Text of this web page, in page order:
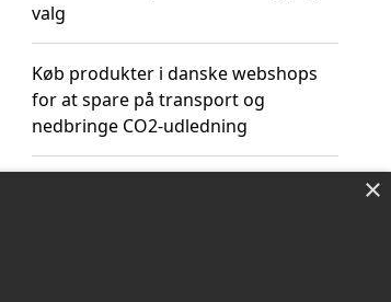
valg
Køb produkter i danske webshops
for at spare på transport og
nedbringe CO2-udledning
×